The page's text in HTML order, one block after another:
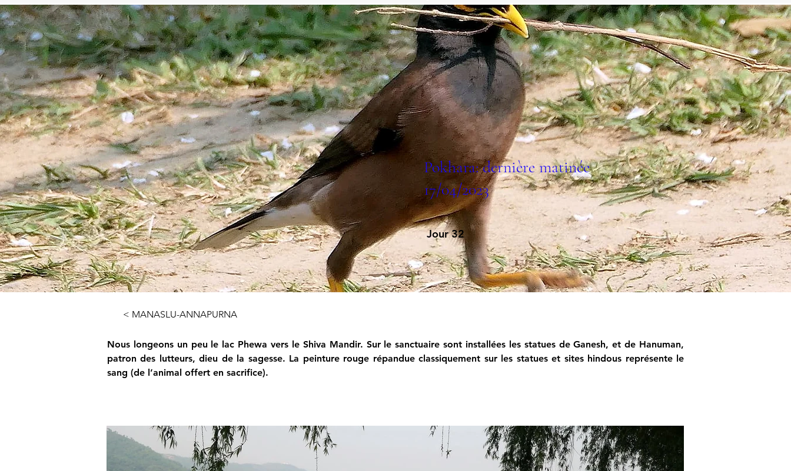
Pokhara: dernière matinée
17/04/2023
Jour 32
< MANASLU-ANNAPURNA
Nous longeons un peu le lac Phewa vers le Shiva Mandir. Sur le sanctuaire sont installées les statues de Ganesh, et de Hanuman,
patron des lutteurs, dieu de la sagesse. La peinture rouge répandue classiquement sur les statues et sites hindous représente le
sang (de l’animal offert en sacrifice).